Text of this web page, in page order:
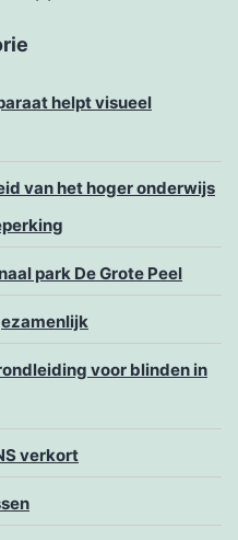
helpt visueel
van het hoger onderwijs
park De Grote Peel
voor blinden in
verkort